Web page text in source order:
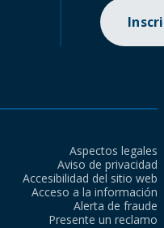
Aspectos legales
Aviso de privacidad
Accesibilidad del sitio web
Acceso a la información
Alerta de fraude
Presente un reclamo